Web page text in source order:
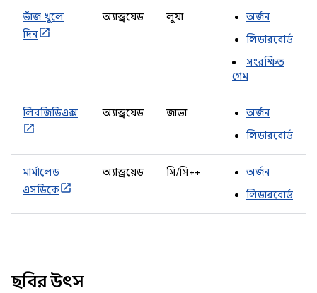
ভাঁজ খুলে
দিন
অ্যান্ড্রয়েড লুয়া
অর্জন
লিডারবোর্ড
সংরক্ষিত
গেম
লিবজিডিএক্স অ্যান্ড্রয়েড জাভা
অর্জন
লিডারবোর্ড
মার্মালেড
এসডিকে
অ্যান্ড্রয়েড সি/সি++
অর্জন
লিডারবোর্ড
ছবির উৎস